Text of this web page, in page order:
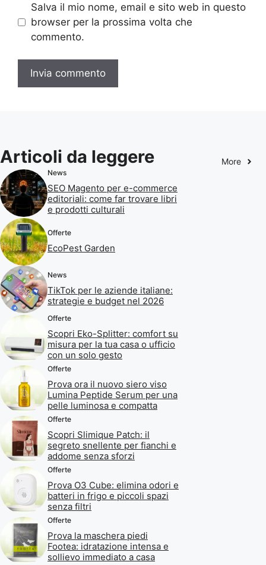
Salva il mio nome, email e sito web in questo
browser per la prossima volta che
commento.
Articoli da leggere More
News
SEO Magento per e-commerce
editoriali: come far trovare libri
e prodotti culturali
Offerte
EcoPest Garden
News
TikTok per le aziende italiane:
strategie e budget nel 2026
Offerte
Scopri Eko-Splitter: comfort su
misura per la tua casa o ufficio
con un solo gesto
Offerte
Prova ora il nuovo siero viso
Lumina Peptide Serum per una
pelle luminosa e compatta
Offerte
Scopri Slimique Patch: il
segreto snellente per fianchi e
addome senza sforzi
Offerte
Prova O3 Cube: elimina odori e
batteri in frigo e piccoli spazi
senza filtri
Offerte
Prova la maschera piedi
Footea: idratazione intensa e
sollievo immediato a casa